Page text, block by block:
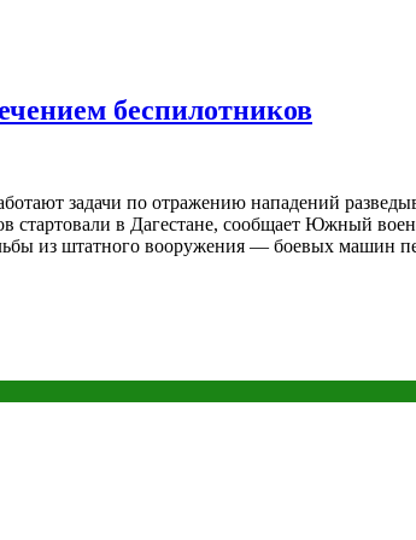
беспилотников
задачи по отражению нападений
cтартовали в Дагестане, сообщает Южный
из штатного вооружения — боевых